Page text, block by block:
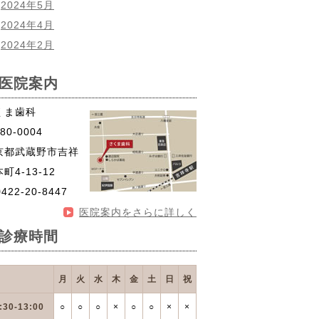
2024年5月
2024年4月
2024年2月
医院案内
ま歯科
0004
都武蔵野市吉祥
町4-13-12
20-8447
医院案内をさらに詳しく
療時間
月 火 水 木 金 土 日 祝
13:00 ○ ○ ○ × ○ ○ × ×